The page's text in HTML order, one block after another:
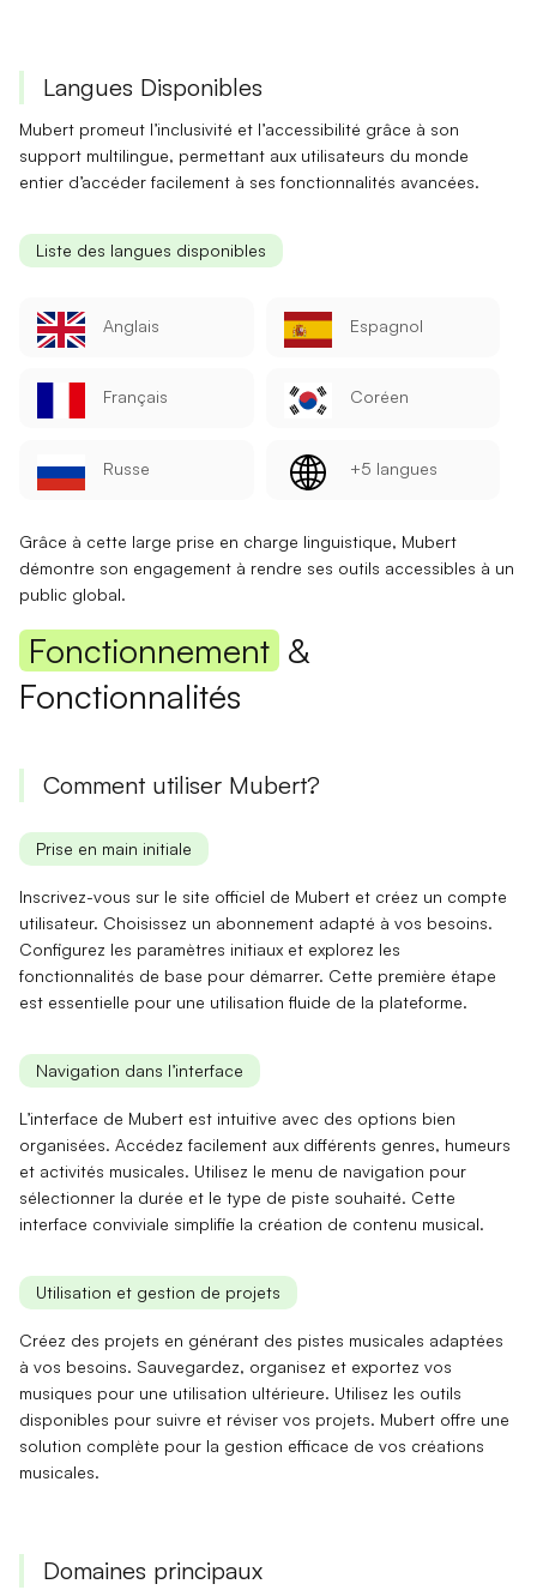
Langues Disponibles
Mubert promeut l’inclusivité et l’accessibilité grâce à son
support multilingue, permettant aux utilisateurs du monde
entier d’accéder facilement à ses fonctionnalités avancées.
Liste des langues disponibles
Anglais Espagnol
Français Coréen
Russe +5 langues
Grâce à cette large prise en charge linguistique, Mubert
démontre son engagement à rendre ses outils accessibles à un
public global.
Fonctionnement &
Fonctionnalités
Comment utiliser Mubert?
Prise en main initiale
Inscrivez-vous sur le site officiel de Mubert et créez un compte
utilisateur. Choisissez un abonnement adapté à vos besoins.
Configurez les paramètres initiaux et explorez les
fonctionnalités de base pour démarrer. Cette première étape
est essentielle pour une utilisation fluide de la plateforme.
Navigation dans l’interface
L’interface de Mubert est intuitive avec des options bien
organisées. Accédez facilement aux différents genres, humeurs
et activités musicales. Utilisez le menu de navigation pour
sélectionner la durée et le type de piste souhaité. Cette
interface conviviale simplifie la création de contenu musical.
Utilisation et gestion de projets
Créez des projets en générant des pistes musicales adaptées
à vos besoins. Sauvegardez, organisez et exportez vos
musiques pour une utilisation ultérieure. Utilisez les outils
disponibles pour suivre et réviser vos projets. Mubert offre une
solution complète pour la gestion efficace de vos créations
musicales.
Domaines principaux